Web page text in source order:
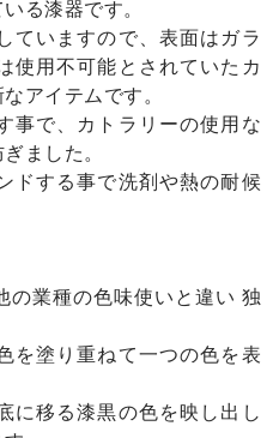
る漆器です。
ていますので、表面はガラ
使用不可能とされていたカ
アイテムです。
事で、カトラリーの使用な
ました。
ドする事で洗剤や熱の耐候
の業種の色味使いと違い 独
を塗り重ねて一つの色を表
に移る漆黒の色を映し出し